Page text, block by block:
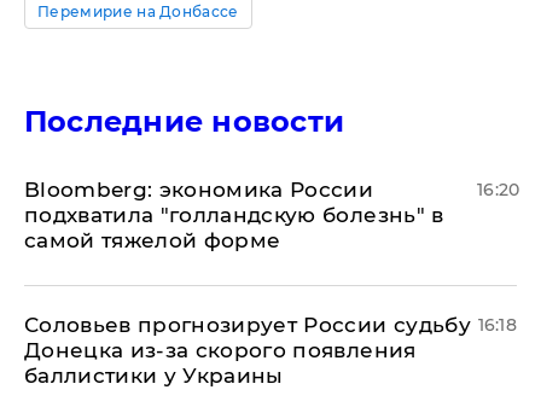
Перемирие на Донбассе
Последние новости
Bloomberg: экономика России
подхватила "голландскую болезнь" в
самой тяжелой форме
16:20
Соловьев прогнозирует России судьбу
Донецка из-за скорого появления
баллистики у Украины
16:18